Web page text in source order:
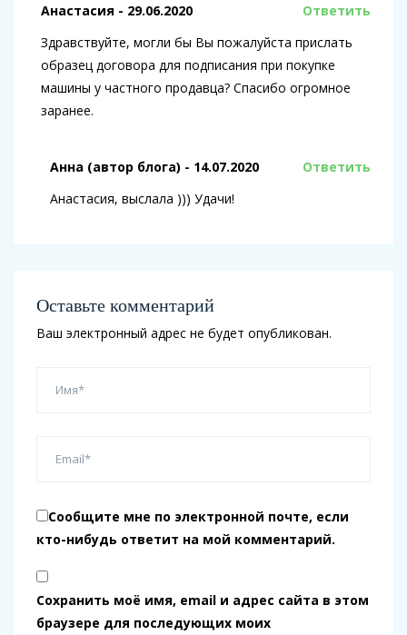
Анастасия - 29.06.2020
Ответить
Здравствуйте, могли бы Вы пожалуйста прислать
образец договора для подписания при покупке
машины у частного продавца? Спасибо огромное
заранее.
Анна (автор блога) - 14.07.2020
Ответить
Анастасия, выслала ))) Удачи!
Оставьте комментарий
Ваш электронный адрес не будет опубликован.
Сообщите мне по электронной почте, если
кто-нибудь ответит на мой комментарий.
Сохранить моё имя, email и адрес сайта в этом
браузере для последующих моих